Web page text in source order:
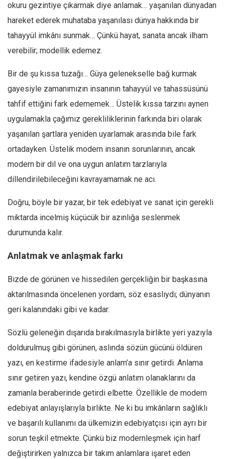
Amerika
Dosyalar
okuru gezintiye çıkarmak diye anlamak… yaşanılan dünyadan
hareket ederek muhataba yaşanılası dünya hakkında bir
tahayyül imkânı sunmak… Çünkü hayat, sanata ancak ilham
verebilir; modellik edemez.
Bir de şu kıssa tuzağı… Güya gelenekselle bağ kurmak
gayesiyle zamanımızın insanının tahayyül ve tahassüsünü
tahfif ettiğini fark edememek… Üstelik kıssa tarzını aynen
uygulamakla çağımız gerekliliklerinin farkında biri olarak
yaşanılan şartlara yeniden uyarlamak arasında bile fark
ortadayken. Üstelik modern insanın sorunlarının, ancak
modern bir dil ve ona uygun anlatım tarzlarıyla
dillendirilebileceğini kavrayamamak ne acı.
Doğru, böyle bir yazar, bir tek edebiyat ve sanat için gerekli
miktarda incelmiş küçücük bir azınlığa seslenmek
durumunda kalır.
Anlatmak ve anlaşmak farkı
Bizde de görünen ve hissedilen gerçekliğin bir başkasına
aktarılmasında öncelenen yordam, söz esaslıydı; dünyanın
geri kalanındaki gibi ve kadar.
Sözlü geleneğin dışarıda bırakılmasıyla birlikte yeri yazıyla
doldurulmuş gibi görünen, aslında sözün gücünü öldüren
yazı, en kestirme ifadesiyle anlam’a sınır getirdi. Anlama
sınır getiren yazı, kendine özgü anlatım olanaklarını da
zamanla beraberinde getirdi elbette. Özellikle de modern
edebiyat anlayışlarıyla birlikte. Ne ki bu imkânların sağlıklı
ve başarılı kullanımı da ülkemizin edebiyatçısı için ayrı bir
sorun teşkil etmekte. Çünkü biz modernleşmek için harf
değiştirirken yalnızca bir takım anlamlara işaret eden